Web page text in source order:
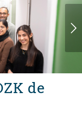
Suivant
1 4
de